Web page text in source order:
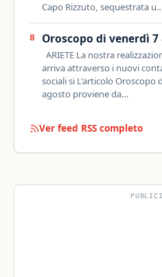
Capo Rizzuto, sequestrata
8 Oroscopo di venerdì
ARIETE La nostra
arriva attraverso i nuovi
sociali si L'articolo Oroscopo
agosto proviene da…
Ver feed RSS completo